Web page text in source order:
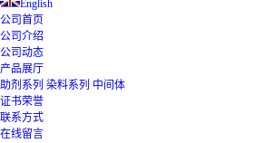
English
公司首页
公司介绍
公司动态
产品展厅
助剂系列 染料系列 中间体
证书荣誉
联系方式
在线留言